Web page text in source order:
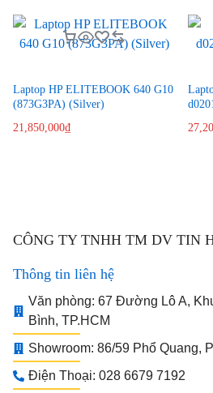
Laptop HP ELITEBOOK 640 G10
(873G3PA) (Silver)
21,850,000₫
CÔNG TY TNHH TM DV TIN
Thông tin liên hệ
Văn phòng: 67 Đường Lô A,
Bình, TP.HCM
Showroom: 86/59 Phổ Quang,
Điện Thoại: 028 6679 7192